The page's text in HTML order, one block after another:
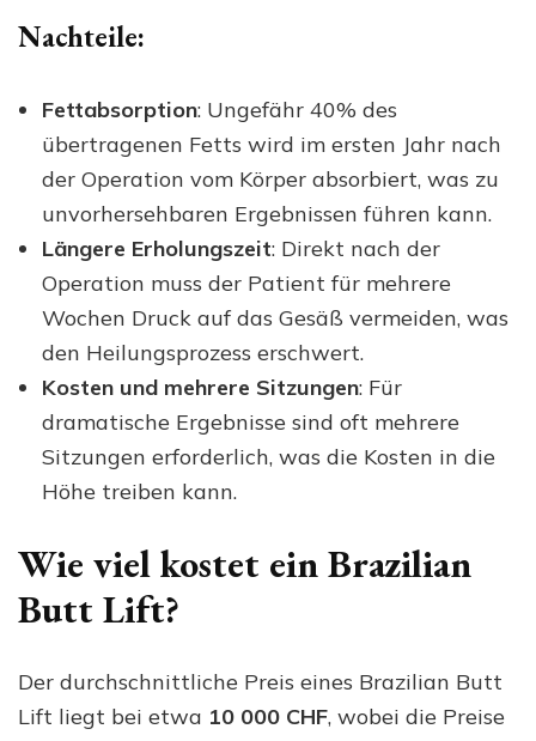
Nachteile:
Fettabsorption: Ungefähr 40% des
übertragenen Fetts wird im ersten Jahr nach
der Operation vom Körper absorbiert, was zu
unvorhersehbaren Ergebnissen führen kann.
Längere Erholungszeit: Direkt nach der
Operation muss der Patient für mehrere
Wochen Druck auf das Gesäß vermeiden, was
den Heilungsprozess erschwert.
Kosten und mehrere Sitzungen: Für
dramatische Ergebnisse sind oft mehrere
Sitzungen erforderlich, was die Kosten in die
Höhe treiben kann.
Wie viel kostet ein Brazilian
Butt Lift?
Der durchschnittliche Preis eines Brazilian Butt
Lift liegt bei etwa 10 000 CHF, wobei die Preise